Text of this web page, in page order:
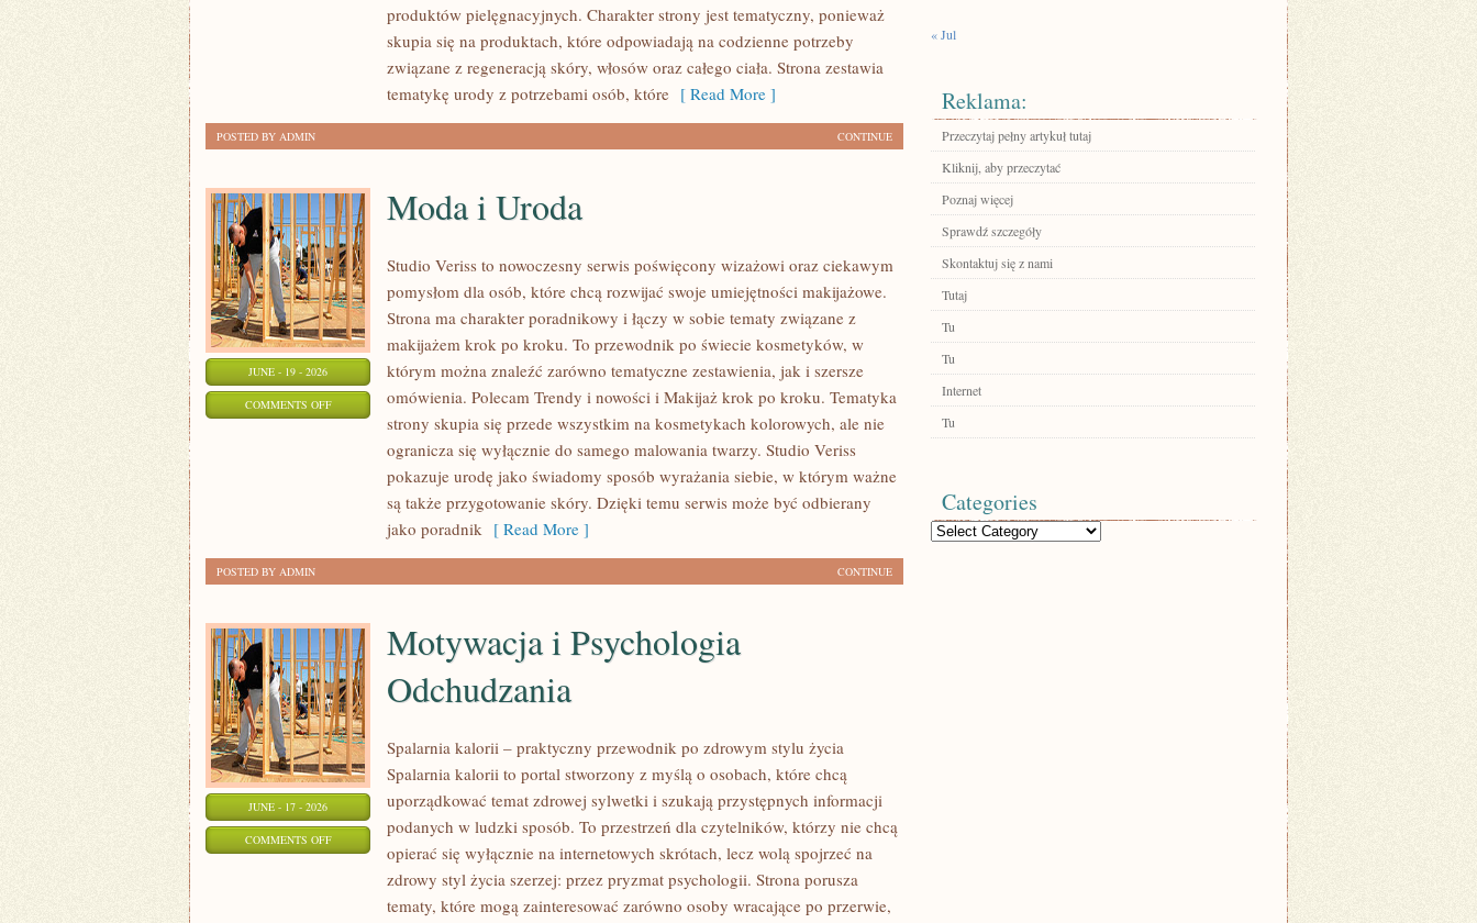
produktów pielęgnacyjnych. Charakter strony jest tematyczny, ponieważ
skupia się na produktach, które odpowiadają na codzienne potrzeby
związane z regeneracją skóry, włosów oraz całego ciała. Strona zestawia
tematykę urody z potrzebami osób, które [ Read More ]
CONTINUE
POSTED BY ADMIN
JUNE - 19 - 2026
COMMENTS OFFON
Moda i Uroda
Studio Veriss to nowoczesny serwis poświęcony wizażowi oraz ciekawym
pomysłom dla osób, które chcą rozwijać swoje umiejętności makijażowe.
Strona ma charakter poradnikowy i łączy w sobie tematy związane z
makijażem krok po kroku. To przewodnik po świecie kosmetyków, w
którym można znaleźć zarówno tematyczne zestawienia, jak i szersze
omówienia. Polecam Trendy i nowości i Makijaż krok po kroku. Tematyka
strony skupia się przede wszystkim na kosmetykach kolorowych, ale nie
ogranicza się wyłącznie do samego malowania twarzy. Studio Veriss
pokazuje urodę jako świadomy sposób wyrażania siebie, w którym ważne
są także przygotowanie skóry. Dzięki temu serwis może być odbierany
jako poradnik [ Read More ]
CONTINUE
POSTED BY ADMIN
JUNE - 17 - 2026
COMMENTS OFFON
MOTYWACJA
Motywacja i Psychologia
Odchudzania
Spalarnia kalorii – praktyczny przewodnik po zdrowym stylu życia
Spalarnia kalorii to portal stworzony z myślą o osobach, które chcą
uporządkować temat zdrowej sylwetki i szukają przystępnych informacji
podanych w ludzki sposób. To przestrzeń dla czytelników, którzy nie chcą
opierać się wyłącznie na internetowych skrótach, lecz wolą spojrzeć na
zdrowy styl życia szerzej: przez pryzmat psychologii. Strona porusza
tematy, które mogą zainteresować zarówno osoby wracające po przerwie,
« Jul
Reklama:
Przeczytaj pełny artykuł tutaj
Kliknij, aby przeczytać
Poznaj więcej
Sprawdź szczegóły
Skontaktuj się z nami
Tutaj
Tu
Tu
Internet
Tu
Categories
Categories